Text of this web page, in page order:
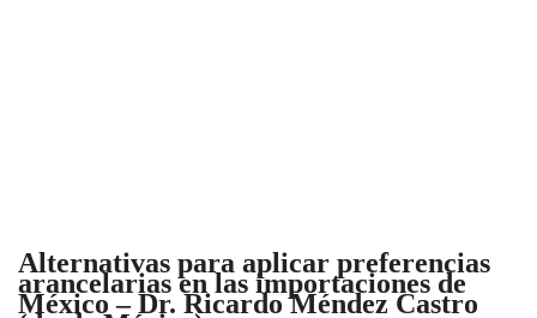
Alternativas para aplicar preferencias
arancelarias en las importaciones de
México – Dr. Ricardo Méndez Castro